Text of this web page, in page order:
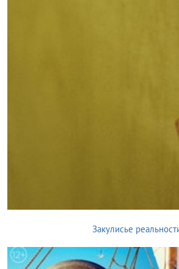
Закулисье